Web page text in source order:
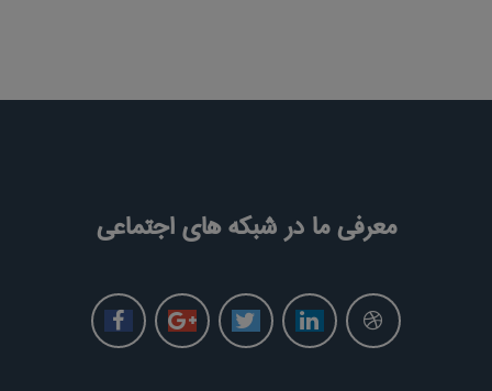
معرفی ما در شبکه های اجتماعی